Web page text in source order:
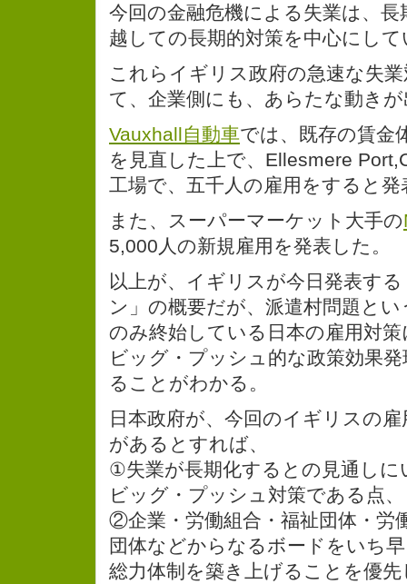
今回の金融危機による失業は、
越しての長期的対策を中心にし
これらイギリス政府の急速な失
て、企業側にも、あらたな動き
Vauxhall自動車では、既存の賃金
を見直した上で、Ellesmere
工場で、五千人の雇用をすると発
また、スーパーマーケット大手の
5,000人の新規雇用を発表した。
以上が、イギリスが今日発表す
ン」の概要だが、派遣村問題と
のみ終始している日本の雇用対
ビッグ・プッシュ的な政策効果
ることがわかる。
日本政府が、今回のイギリスの
があるとすれば、
①失業が長期化するとの見通しに
ビッグ・プッシュ対策である点、
②企業・労働組合・福祉団体・労
団体などからなるボードをいち
総力体制を築き上げることを優